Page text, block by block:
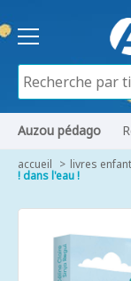
Auzou pédago
accueil livres
! dans l'eau !